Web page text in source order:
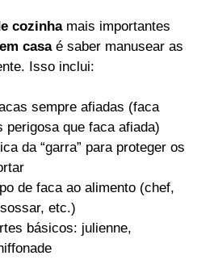
cozinhamais importantes
casaé saber manusear as
Isso inclui:
sempre afiadas (faca
perigosa que faca afiada)
da “garra” para proteger os
de faca ao alimento (chef,
etc.)
básicos: julienne,